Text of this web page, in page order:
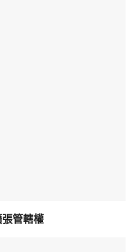
管轄權